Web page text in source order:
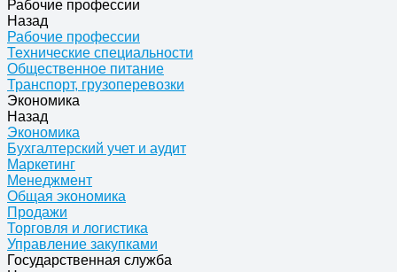
Рабочие профессии
Назад
Рабочие профессии
Технические специальности
Общественное питание
Транспорт, грузоперевозки
Экономика
Назад
Экономика
Бухгалтерский учет и аудит
Маркетинг
Менеджмент
Общая экономика
Продажи
Торговля и логистика
Управление закупками
Государственная служба